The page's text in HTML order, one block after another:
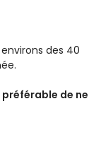
des 40
de ne